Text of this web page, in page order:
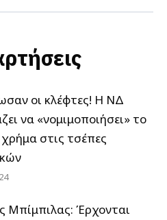
οι κλέφτες! Η ΝΔ
να «νομιμοποιήσει» το
στις τσέπες
Μπίμπιλας: Έρχονται